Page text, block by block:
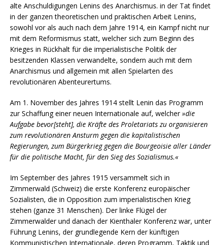
alte Anschuldigungen Lenins des Anarchismus. in der Tat findet
in der ganzen theoretischen und praktischen Arbeit Lenins,
sowohl vor als auch nach dem Jahre 1914, ein Kampf nicht nur
mit dem Reformismus statt, welcher sich zum Beginn des
Krieges in Rückhalt für die imperialistische Politik der
besitzenden Klassen verwandelte, sondern auch mit dem
Anarchismus und allgemein mit allen Spielarten des
revolutionären Abenteurertums.
Am 1. November des Jahres 1914 stellt Lenin das Programm
zur Schaffung einer neuen Internationale auf, welcher»die
Aufgabe bevor[steht], die Kräfte des Proletariats zu organisieren
zum revolutionären Ansturm gegen die kapitalistischen
Regierungen, zum Bürgerkrieg gegen die Bourgeoisie aller Länder
für die politische Macht, für den Sieg des Sozialismus.«
Im September des Jahres 1915 versammelt sich in
Zimmerwald (Schweiz) die erste Konferenz europäischer
Sozialisten, die in Opposition zum imperialistischen Krieg
stehen (ganze 31 Menschen). Der linke Flügel der
Zimmerwalder und danach der Kienthaler Konferenz war, unter
Führung Lenins, der grundlegende Kern der künftigen
Kommunistischen Internationale, deren Programm, Taktik und